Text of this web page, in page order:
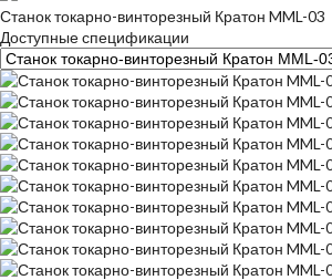
Станок токарно-винторезный Кратон MML-03
Доступные спецификации